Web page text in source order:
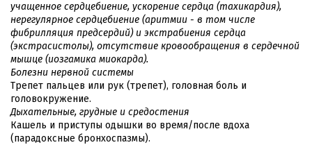
учащенное сердцебиение, ускорение сердца (тахикардия),
нерегулярное сердцебиение (аритмии - в том числе
фибрилляция предсердий) и экстрабиения сердца
(экстрасистолы), отсутствие кровообращения в сердечной
мышце (иозгамика миокарда).
Болезни нервной системы
Трепет пальцев или рук (трепет), головная боль и
головокружение.
Дыхательные, грудные и средостения
Кашель и приступы одышки во время/после вдоха
(парадоксные бронхоспазмы).